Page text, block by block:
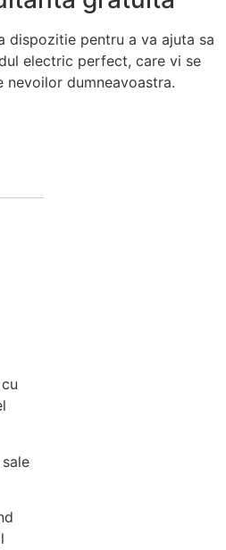
dispozitie pentru a va ajuta sa
electric perfect, care vi se
nevoilor dumneavoastra.